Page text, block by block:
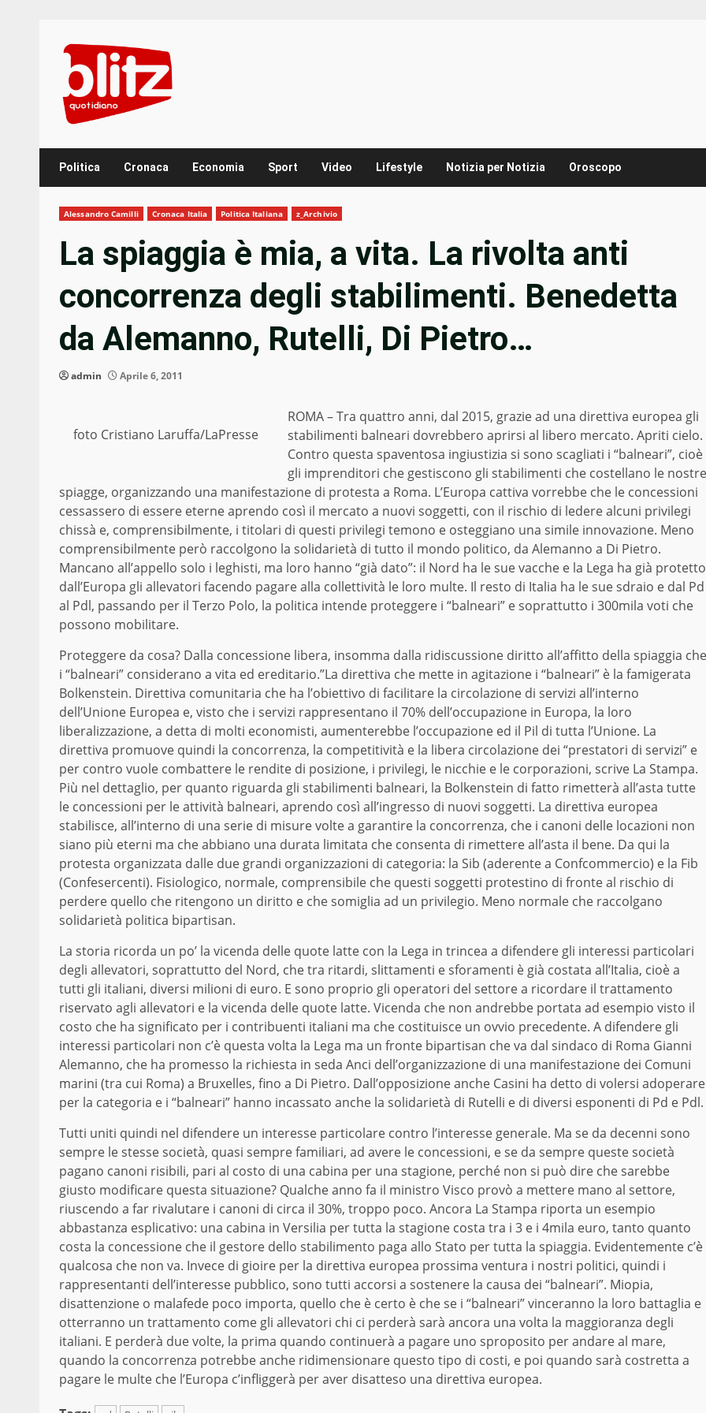
content
Politica Cronaca Economia Sport Video Lifestyle Notizia per Notizia Oroscopo
Alessandro Camilli Cronaca Italia Politica Italiana z_Archivio
La spiaggia è mia, a vita. La rivolta anti
concorrenza degli stabilimenti. Benedetta
da Alemanno, Rutelli, Di Pietro…
admin Aprile 6, 2011
foto Cristiano Laruffa/LaPresse
ROMA – Tra quattro anni, dal 2015, grazie ad una direttiva europea gli
stabilimenti balneari dovrebbero aprirsi al libero mercato. Apriti cielo.
Contro questa spaventosa ingiustizia si sono scagliati i “balneari”, cioè
gli imprenditori che gestiscono gli stabilimenti che costellano le nostre
spiagge, organizzando una manifestazione di protesta a Roma. L’Europa cattiva vorrebbe che le concessioni
cessassero di essere eterne aprendo così il mercato a nuovi soggetti, con il rischio di ledere alcuni privilegi
chissà e, comprensibilmente, i titolari di questi privilegi temono e osteggiano una simile innovazione. Meno
comprensibilmente però raccolgono la solidarietà di tutto il mondo politico, da Alemanno a Di Pietro.
Mancano all’appello solo i leghisti, ma loro hanno “già dato”: il Nord ha le sue vacche e la Lega ha già protetto
dall’Europa gli allevatori facendo pagare alla collettività le loro multe. Il resto di Italia ha le sue sdraio e dal Pd
al Pdl, passando per il Terzo Polo, la politica intende proteggere i “balneari” e soprattutto i 300mila voti che
possono mobilitare.
Proteggere da cosa? Dalla concessione libera, insomma dalla ridiscussione diritto all’affitto della spiaggia che
i “balneari” considerano a vita ed ereditario.”La direttiva che mette in agitazione i “balneari” è la famigerata
Bolkenstein. Direttiva comunitaria che ha l’obiettivo di facilitare la circolazione di servizi all’interno
dell’Unione Europea e, visto che i servizi rappresentano il 70% dell’occupazione in Europa, la loro
liberalizzazione, a detta di molti economisti, aumenterebbe l’occupazione ed il Pil di tutta l’Unione. La
direttiva promuove quindi la concorrenza, la competitività e la libera circolazione dei “prestatori di servizi” e
per contro vuole combattere le rendite di posizione, i privilegi, le nicchie e le corporazioni, scrive La Stampa.
Più nel dettaglio, per quanto riguarda gli stabilimenti balneari, la Bolkenstein di fatto rimetterà all’asta tutte
le concessioni per le attività balneari, aprendo così all’ingresso di nuovi soggetti. La direttiva europea
stabilisce, all’interno di una serie di misure volte a garantire la concorrenza, che i canoni delle locazioni non
siano più eterni ma che abbiano una durata limitata che consenta di rimettere all’asta il bene. Da qui la
protesta organizzata dalle due grandi organizzazioni di categoria: la Sib (aderente a Confcommercio) e la Fib
(Confesercenti). Fisiologico, normale, comprensibile che questi soggetti protestino di fronte al rischio di
perdere quello che ritengono un diritto e che somiglia ad un privilegio. Meno normale che raccolgano
solidarietà politica bipartisan.
La storia ricorda un po’ la vicenda delle quote latte con la Lega in trincea a difendere gli interessi particolari
degli allevatori, soprattutto del Nord, che tra ritardi, slittamenti e sforamenti è già costata all’Italia, cioè a
tutti gli italiani, diversi milioni di euro. E sono proprio gli operatori del settore a ricordare il trattamento
riservato agli allevatori e la vicenda delle quote latte. Vicenda che non andrebbe portata ad esempio visto il
costo che ha significato per i contribuenti italiani ma che costituisce un ovvio precedente. A difendere gli
interessi particolari non c’è questa volta la Lega ma un fronte bipartisan che va dal sindaco di Roma Gianni
Alemanno, che ha promesso la richiesta in seda Anci dell’organizzazione di una manifestazione dei Comuni
marini (tra cui Roma) a Bruxelles, fino a Di Pietro. Dall’opposizione anche Casini ha detto di volersi adoperare
per la categoria e i “balneari” hanno incassato anche la solidarietà di Rutelli e di diversi esponenti di Pd e Pdl.
Tutti uniti quindi nel difendere un interesse particolare contro l’interesse generale. Ma se da decenni sono
sempre le stesse società, quasi sempre familiari, ad avere le concessioni, e se da sempre queste società
pagano canoni risibili, pari al costo di una cabina per una stagione, perché non si può dire che sarebbe
giusto modificare questa situazione? Qualche anno fa il ministro Visco provò a mettere mano al settore,
riuscendo a far rivalutare i canoni di circa il 30%, troppo poco. Ancora La Stampa riporta un esempio
abbastanza esplicativo: una cabina in Versilia per tutta la stagione costa tra i 3 e i 4mila euro, tanto quanto
costa la concessione che il gestore dello stabilimento paga allo Stato per tutta la spiaggia. Evidentemente c’è
qualcosa che non va. Invece di gioire per la direttiva europea prossima ventura i nostri politici, quindi i
rappresentanti dell’interesse pubblico, sono tutti accorsi a sostenere la causa dei “balneari”. Miopia,
disattenzione o malafede poco importa, quello che è certo è che se i “balneari” vinceranno la loro battaglia e
otterranno un trattamento come gli allevatori chi ci perderà sarà ancora una volta la maggioranza degli
italiani. E perderà due volte, la prima quando continuerà a pagare uno sproposito per andare al mare,
quando la concorrenza potrebbe anche ridimensionare questo tipo di costi, e poi quando sarà costretta a
pagare le multe che l’Europa c’infliggerà per aver disatteso una direttiva europea.